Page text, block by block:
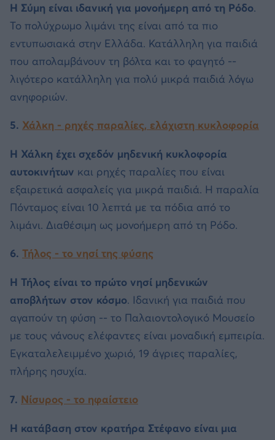
Η Σύμη είναι ιδανική για μονοήμερη από τη Ρόδο.
Το πολύχρωμο λιμάνι της είναι από τα πιο
εντυπωσιακά στην Ελλάδα. Κατάλληλη για παιδιά
που απολαμβάνουν τη βόλτα και το φαγητό --
λιγότερο κατάλληλη για πολύ μικρά παιδιά λόγω
ανηφοριών.
5. Χάλκη - ρηχές παραλίες, ελάχιστη κυκλοφορία
Η Χάλκη έχει σχεδόν μηδενική κυκλοφορία
αυτοκινήτων και ρηχές παραλίες που είναι
εξαιρετικά ασφαλείς για μικρά παιδιά. Η παραλία
Πόνταμος είναι 10 λεπτά με τα πόδια από το
λιμάνι. Διαθέσιμη ως μονοήμερη από τη Ρόδο.
6. Τήλος - το νησί της φύσης
Η Τήλος είναι το πρώτο νησί μηδενικών
αποβλήτων στον κόσμο. Ιδανική για παιδιά που
αγαπούν τη φύση -- το Παλαιοντολογικό Μουσείο
με τους νάνους ελέφαντες είναι μοναδική εμπειρία.
Εγκαταλελειμμένο χωριό, 19 άγριες παραλίες,
πλήρης ησυχία.
7. Νίσυρος - το ηφαίστειο
Η κατάβαση στον κρατήρα Στέφανο είναι μια